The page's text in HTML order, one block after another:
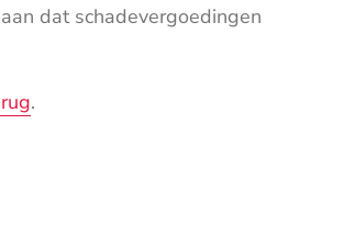
dat schadevergoedingen
.